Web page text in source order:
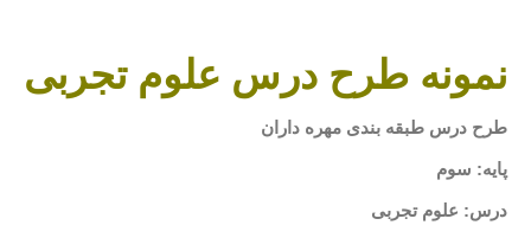
نمونه طرح درس علوم تجربی
طرح درس طبقه بندی مهره داران
پایه: سوم
درس: علوم تجربی